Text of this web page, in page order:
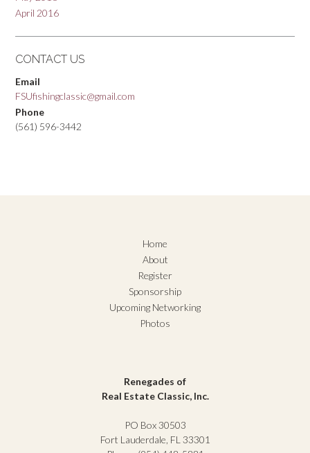
April 2016
CONTACT US
Email
FSUfishingclassic@gmail.com
Phone
(561) 596-3442
Home
About
Register
Sponsorship
Upcoming Networking
Photos
Renegades of
Real Estate Classic, Inc.
PO Box 30503
Fort Lauderdale, FL 33301